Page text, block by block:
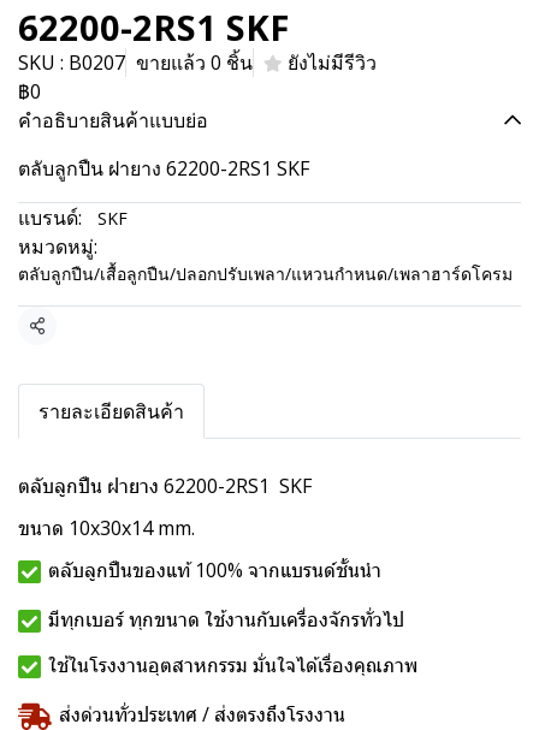
62200-2RS1 SKF
SKU : B0207 ขายแล้ว 0 ชิ้น
ยังไม่มีรีวิว
฿0
คำอธิบายสินค้าแบบย่อ
ตลับลูกปืน ฝายาง 62200-2RS1 SKF
แบรนด์:
SKF
หมวดหมู่:
ตลับลูกปืน/เสื้อลูกปืน/ปลอกปรับเพลา/แหวนกำหนด/เพลาฮาร์ดโครม
แชร์
รายละเอียดสินค้า
ตลับลูกปืน ฝายาง 62200-2RS1 SKF
ขนาด 10x30x14 mm.
ตลับลูกปืนของแท้ 100% จากแบรนด์ชั้นนำ
มีทุกเบอร์ ทุกขนาด ใช้งานกับเครื่องจักรทั่วไป
ใช้ในโรงงานอุตสาหกรรม มั่นใจได้เรื่องคุณภาพ
ส่งด่วนทั่วประเทศ / ส่งตรงถึงโรงงาน